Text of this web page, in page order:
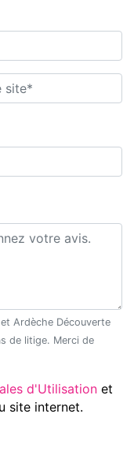
Générales d'Utilisation et
site internet.